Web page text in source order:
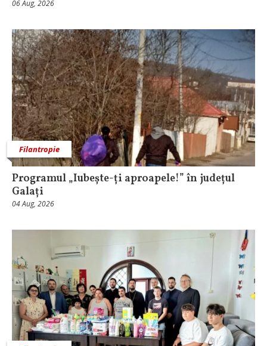
06 Aug, 2026
Filantropie
Programul „Iubește-ți aproapele!” în județul
Galați
04 Aug, 2026